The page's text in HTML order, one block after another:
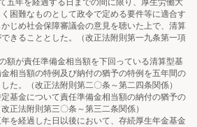
年を経過する日までの間に限り、厚生労働大
困難なものとして政令で定める要件等に適合す
じめ社会保障審議会の意見を聴いた上で、清算
きることとした。（改正法附則第一九条第一項
が責任準備金相当額を下回っている清算型基
相当額の特例及び納付の猶予の特例を五年間の
た。（改正法附則第二〇条～第二四条関係）
金について責任準備金相当額の納付の猶予の
正法附則第三〇条～第三二条関係）
経過した日以後において、存続厚生年金基金